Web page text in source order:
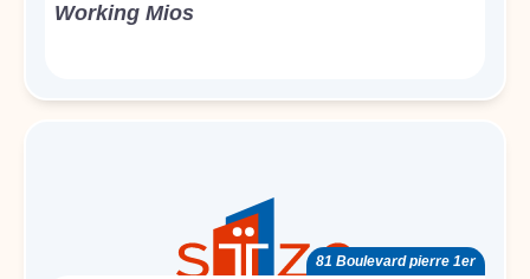
Working Mios
81 Boulevard pierre 1er